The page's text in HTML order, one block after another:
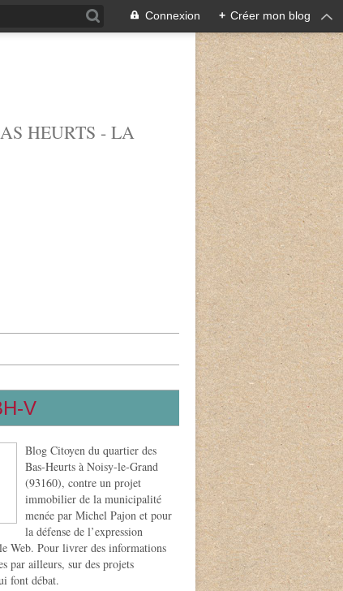
Connexion + Créer mon blog
HEURTS - LA
V
Blog Citoyen du quartier des
Bas-Heurts à Noisy-le-Grand
(93160), contre un projet
immobilier de la municipalité
menée par Michel Pajon et pour
la défense de l’expression
Web. Pour livrer des informations
par ailleurs, sur des projets
font débat.